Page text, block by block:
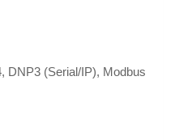
DNP3 (Serial/IP), Modbus